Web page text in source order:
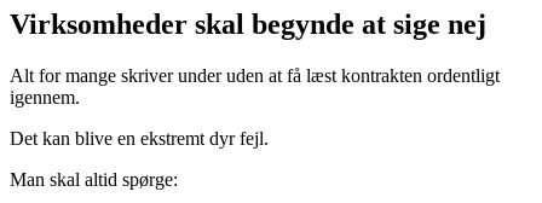
Virksomheder skal begynde at sige nej
Alt for mange skriver under uden at få læst kontrakten ordentligt
igennem.
Det kan blive en ekstremt dyr fejl.
Man skal altid spørge: